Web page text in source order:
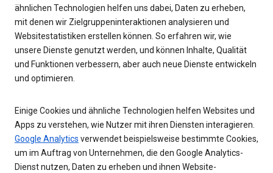
ähnlichen Technologien helfen uns dabei, Daten zu erheben,
mit denen wir Zielgruppeninteraktionen analysieren und
Websitestatistiken erstellen können. So erfahren wir, wie
unsere Dienste genutzt werden, und können Inhalte, Qualität
und Funktionen verbessern, aber auch neue Dienste entwickeln
und optimieren.
Einige Cookies und ähnliche Technologien helfen Websites und
Apps zu verstehen, wie Nutzer mit ihren Diensten interagieren.
Google Analytics verwendet beispielsweise bestimmte Cookies,
um im Auftrag von Unternehmen, die den Google Analytics-
Dienst nutzen, Daten zu erheben und ihnen Website-